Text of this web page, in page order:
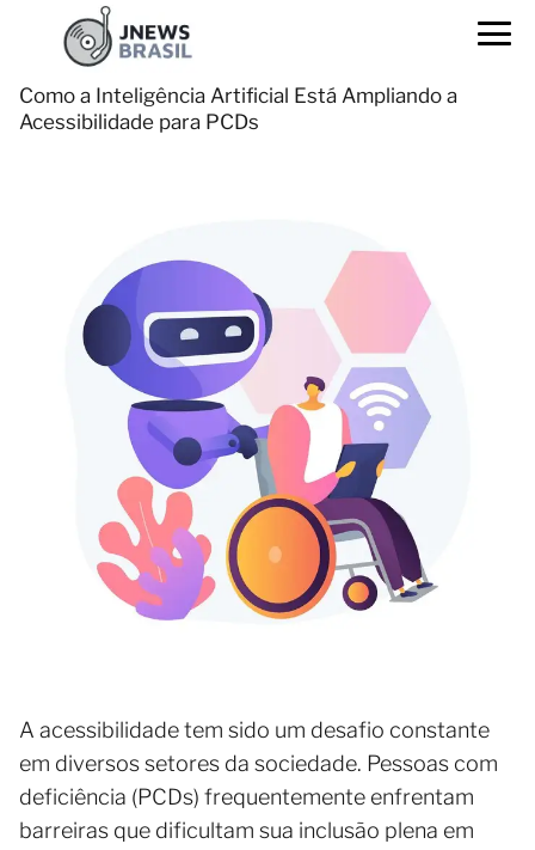
Como a Inteligência Artificial Está Ampliando a
Acessibilidade para PCDs
A acessibilidade tem sido um desafio constante
em diversos setores da sociedade. Pessoas com
deficiência (PCDs) frequentemente enfrentam
barreiras que dificultam sua inclusão plena em